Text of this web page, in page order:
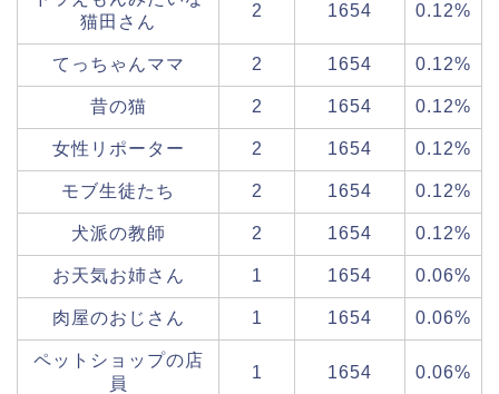
猫田さん
2 1654 0.12%
てっちゃんママ 2 1654 0.12%
昔の猫 2 1654 0.12%
女性リポーター 2 1654 0.12%
モブ生徒たち 2 1654 0.12%
犬派の教師 2 1654 0.12%
お天気お姉さん 1 1654 0.06%
肉屋のおじさん 1 1654 0.06%
ペットショップの店
員
1 1654 0.06%